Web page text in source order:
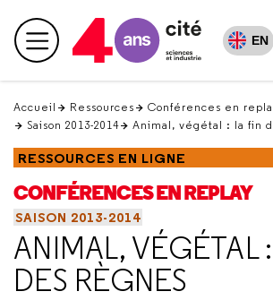
en
haut Menu principal EN
Accueil Ressources Conférences en
Saison 2013-2014
Animal, végétal : la fin
RESSOURCES EN LIGNE
CONFÉRENCES EN REPLAY
SAISON 2013-2014
ANIMAL, VÉGÉTAL
DES RÈGNES